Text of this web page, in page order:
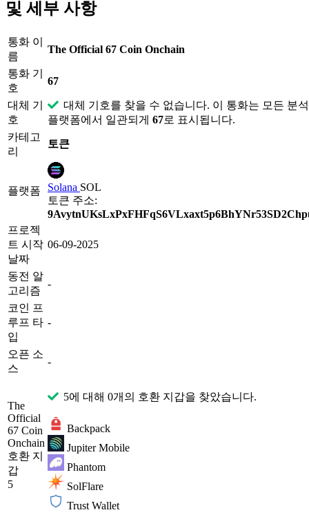
및 세부 사항
통화 이
름
The Official 67 Coin Onchain
통화 기
호
67
대체 기
호
대체 기호를 찾을 수 없습니다. 이 통화는 모든 분
플랫폼에서 일관되게 67로 표시됩니다.
카테고
리
토큰
플랫폼 Solana SOL
토큰 주소:
프로젝
트 시작
날짜
06-09-2025
동전 알
고리즘
-
코인 프
루프 타
입
-
오픈 소
스
-
The
Official
67 Coin
Onchain
호환 지
갑
5
5에 대해 0개의 호환 지갑을 찾았습니다.
Backpack
Jupiter Mobile
Phantom
SolFlare
Trust Wallet